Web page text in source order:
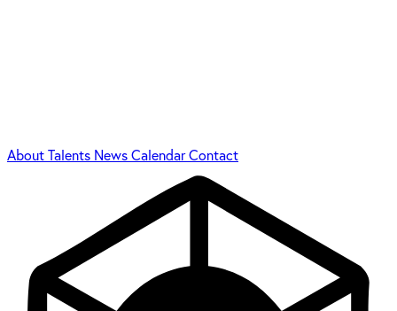
AboutTalents NewsCalendarContact